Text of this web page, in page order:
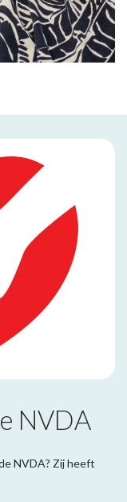
NVDA
NVDA? Zij heeft